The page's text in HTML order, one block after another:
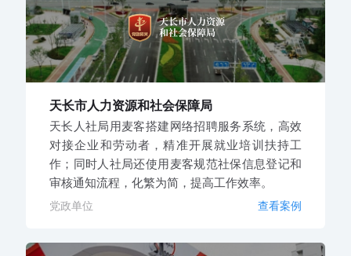
天长市人力资源和社会保障局
天长人社局用麦客搭建网络招聘服务系统，高效
对接企业和劳动者，精准开展就业培训扶持工
作；同时人社局还使用麦客规范社保信息登记和
审核通知流程，化繁为简，提高工作效率。
党政单位 查看案例